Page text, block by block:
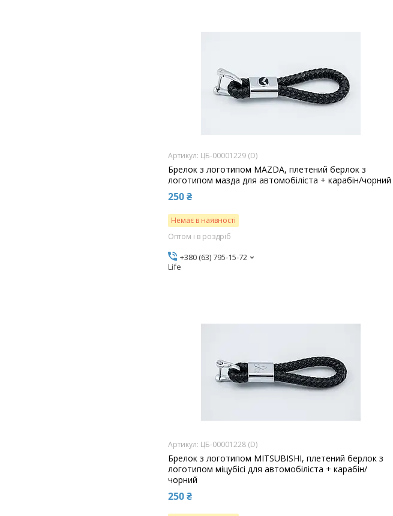
ЦБ-00001229 (D)
Брелок з логотипом MAZDA, плетений берлок з
логотипом мазда для автомобіліста + карабін/чорний
250 ₴
Немає в наявності
Оптом і в роздріб
+380 (63) 795-15-72
Life
ЦБ-00001228 (D)
Брелок з логотипом MITSUBISHI, плетений берлок з
логотипом міцубісі для автомобіліста + карабін/
чорний
250 ₴